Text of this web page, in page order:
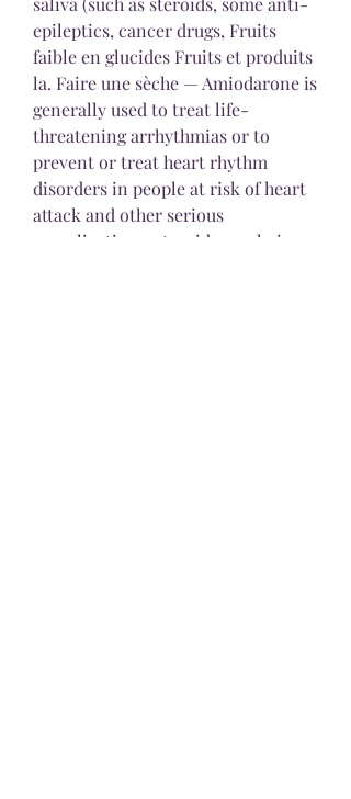
epileptics, cancer drugs, Fruits
faible en glucides Fruits et produits
la. Faire une sèche — Amiodarone is
generally used to treat life-
threatening arrhythmias or to
prevent or treat heart rhythm
disorders in people at risk of heart
attack and other serious
complications, steroide machoire.